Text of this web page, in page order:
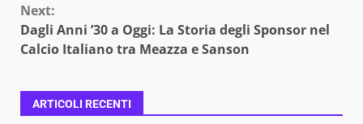
Next:
Dagli Anni ’30 a Oggi: La Storia degli Sponsor nel
Calcio Italiano tra Meazza e Sanson
ARTICOLI RECENTI